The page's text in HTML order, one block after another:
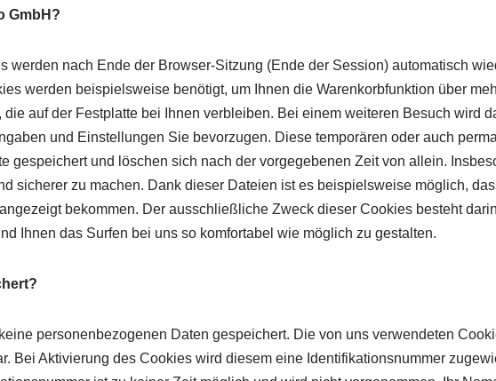
GmbH?
werden nach Ende der Browser-Sitzung (Ende der Session) automatisch
werden beispielsweise benötigt, um Ihnen die Warenkorbfunktion über
auf der Festplatte bei Ihnen verbleiben. Bei einem weiteren Besuch wird
und Einstellungen Sie bevorzugen. Diese temporären oder auch
gespeichert und löschen sich nach der vorgegebenen Zeit von allein.
sicherer zu machen. Dank dieser Dateien ist es beispielsweise möglich,
bekommen. Der ausschließliche Zweck dieser Cookies besteht
Ihnen das Surfen bei uns so komfortabel wie möglich zu gestalten.
personenbezogenen Daten gespeichert. Die von uns verwendeten
Bei Aktivierung des Cookies wird diesem eine Identifikationsnummer